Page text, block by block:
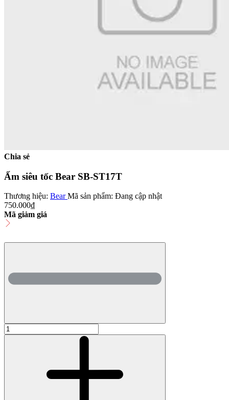
Chia sẻ
Ấm siêu tốc Bear SB-ST17T
Thương hiệu: BearMã sản phẩm: Đang cập nhật
750.000₫
Mã giảm giá